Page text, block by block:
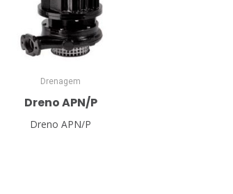
Drenagem
Dreno APN/P
Dreno APN/P